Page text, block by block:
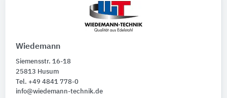
Wiedemann
Siemensstr. 16-18
25813 Husum
Tel. +49 4841 778-0
info@wiedemann-technik.de